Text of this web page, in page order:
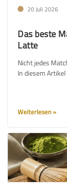
20 Juli 2026
Das beste
Latte
Nicht jedes
In diesem
Weiterlesen